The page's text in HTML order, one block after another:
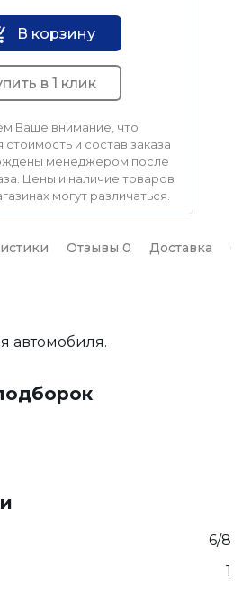
В корзину
в 1 клик
Ваше внимание, что
стоимость и состав заказа
менеджером после
Цены и наличие товаров
могут различаться.
Отзывы 0 Доставка
автомобиля.
6/8
1